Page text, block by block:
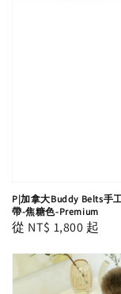
P|加拿大Buddy Belts手
帶-焦糖色-Premium
Regular
從 NT$ 1,800 起